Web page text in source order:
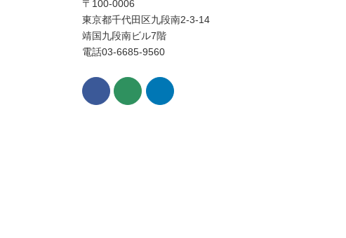
〒100-0006
東京都千代田区九段南2-3-14
靖国九段南ビル7階
電話03-6685-9560